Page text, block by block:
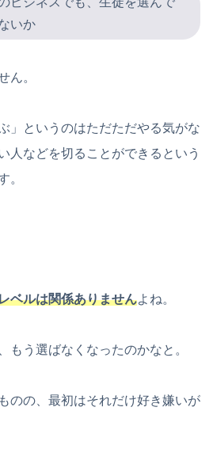
いか
ん。
」というのはただただやる気がな
人などを切ることができるという
。
ベルは関係ありませんよね。
もう選ばなくなったのかなと。
のの、最初はそれだけ好き嫌いが